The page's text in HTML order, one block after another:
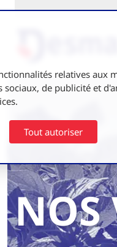
relatives aux
de publicité et
Tout autoriser
NOS